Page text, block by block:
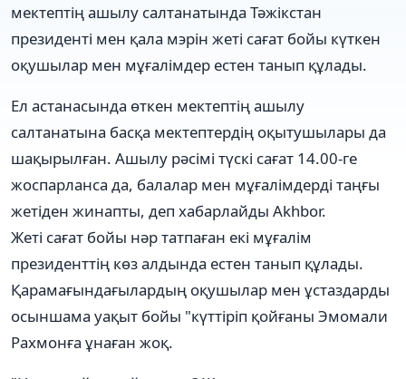
мектептің ашылу салтанатында Тәжікстан
президенті мен қала мэрін жеті сағат бойы күткен
оқушылар мен мұғалімдер естен танып құлады.
Ел астанасында өткен мектептің ашылу
салтанатына басқа мектептердің оқытушылары да
шақырылған. Ашылу рәсімі түскі сағат 14.00-ге
жоспарланса да, балалар мен мұғалімдерді таңғы
жетіден жинапты, деп хабарлайды Akhbor.
Жеті сағат бойы нәр татпаған екі мұғалім
президенттің көз алдында естен танып құлады.
Қарамағындағылардың оқушылар мен ұстаздарды
осыншама уақыт бойы "күттіріп қойғаны Эмомали
Рахмонға ұнаған жоқ.